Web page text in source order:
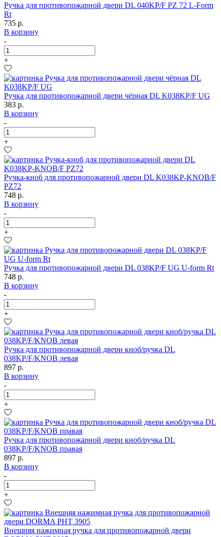
Ручка для противопожарной двери DL 040KP/F PZ 72 L-Form
Rt
735 р.
В корзину
-
+
Ручка для противопожарной двери чёрная DL K038KP/F UG
383 р.
В корзину
-
+
Ручка-кноб для противопожарной двери DL K038KP-KNOB/F
PZ72
748 р.
В корзину
-
+
Ручка для противопожарной двери DL 038KP/F UG U-form Rt
748 р.
В корзину
-
+
Ручка для противопожарной двери кноб/ручка DL
038KP/F/KNOB левая
897 р.
В корзину
-
+
Ручка для противопожарной двери кноб/ручка DL
038KP/F/KNOB правая
897 р.
В корзину
-
+
Внешняя нажимная ручка для противопожарной двери